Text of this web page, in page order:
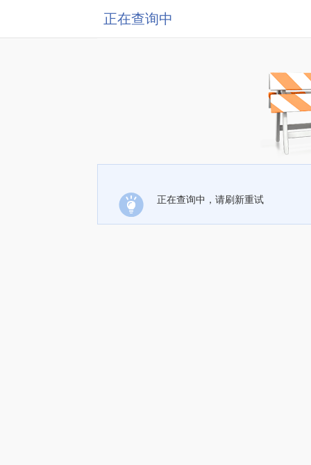
正在查询中
正在查询中，请刷新重试